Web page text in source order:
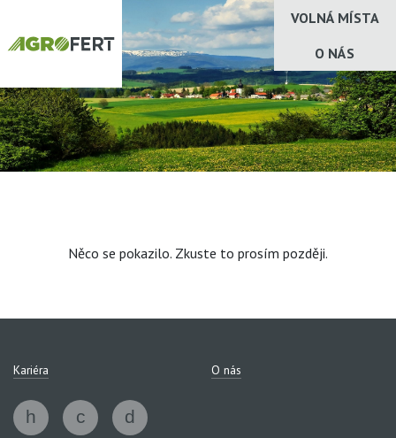
VOLNÁ MÍSTA
O NÁS
Něco se pokazilo. Zkuste to prosím později.
Kariéra O nás